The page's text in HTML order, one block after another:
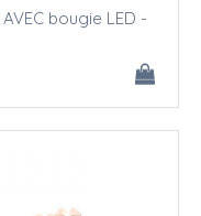
bougie LED -